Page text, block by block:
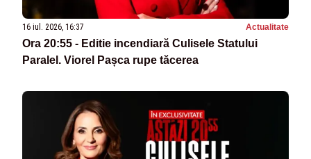
16 iul. 2026, 16:37 Actualitate
Ora 20:55 - Editie incendiară Culisele Statului
Paralel. Viorel Pașca rupe tăcerea